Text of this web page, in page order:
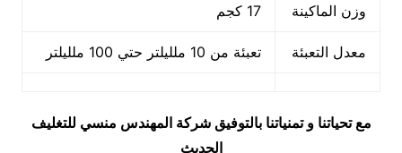
وزن الماكينة 17 كجم
معدل التعبئة تعبئة من 10 ملليلتر حتي 100 ملليلتر
مع تحياتنا و تمنياتنا بالتوفيق شركة المهندس منسي للتغليف
الحديث